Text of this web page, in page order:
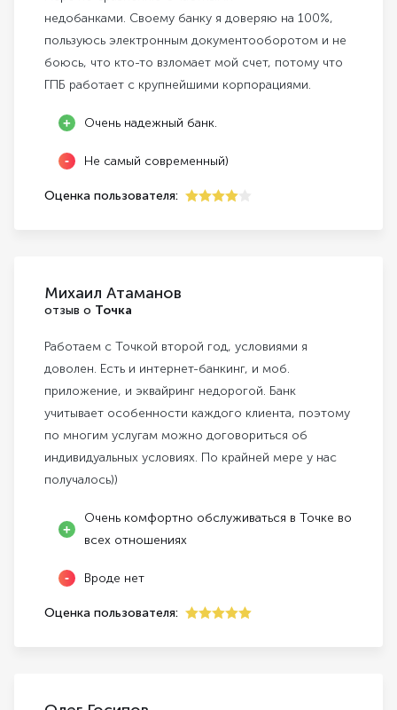
недобанками. Своему банку я доверяю на 100%,
пользуюсь электронным документооборотом и не
боюсь, что кто-то взломает мой счет, потому что
ГПБ работает с крупнейшими корпорациями.
Очень надежный банк.
Не самый современный)
Оценка пользователя:
Михаил Атаманов
отзыв о Точка
Работаем с Точкой второй год, условиями я
доволен. Есть и интернет-банкинг, и моб.
приложение, и эквайринг недорогой. Банк
учитывает особенности каждого клиента, поэтому
по многим услугам можно договориться об
индивидуальных условиях. По крайней мере у нас
получалось))
Очень комфортно обслуживаться в Точке во
всех отношениях
Вроде нет
Оценка пользователя: